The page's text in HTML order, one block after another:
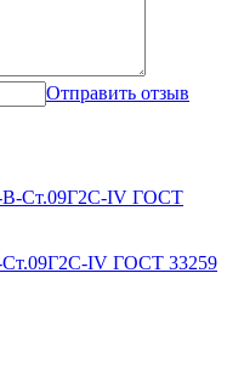
Отправить отзыв
Ст.09Г2С-IV ГОСТ 33259